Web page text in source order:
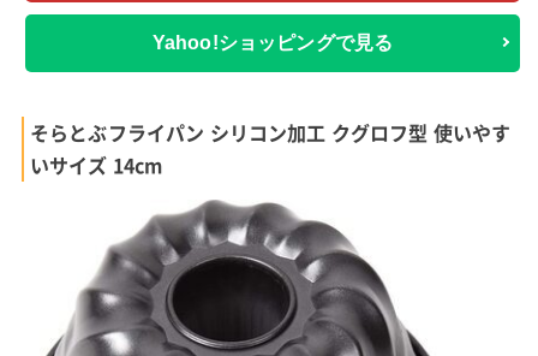
Yahoo!ショッピングで見る
そらとぶフライパン シリコン加工 クグロフ型 使いやす
いサイズ 14cm